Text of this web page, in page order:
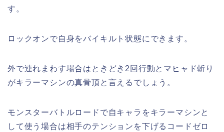
す。
ロックオンで自身をバイキルト状態にできます。
外で連れまわす場合はときどき2回行動とマヒャド斬り
がキラーマシンの真骨頂と言えるでしょう。
モンスターバトルロードで自キャラをキラーマシンと
して使う場合は相手のテンションを下げるコードゼロ